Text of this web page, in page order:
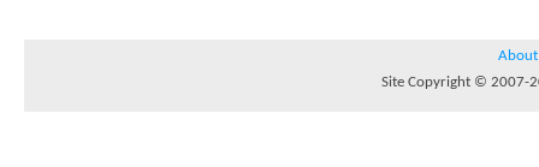
About
Site Copyright © 2007-